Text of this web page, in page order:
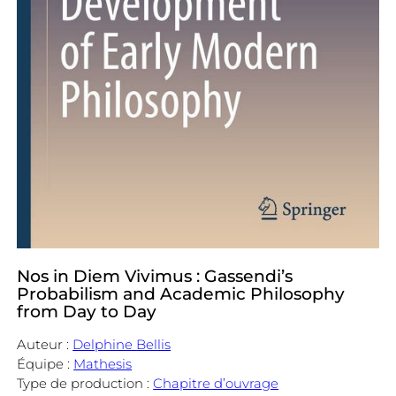
Nos in Diem Vivimus : Gassendi’s
Probabilism and Academic Philosophy
from Day to Day
Auteur : Delphine Bellis
Équipe : Mathesis
Type de production :Chapitre d’ouvrage